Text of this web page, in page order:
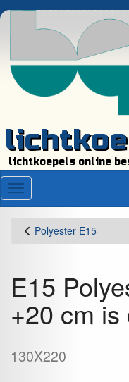
lichtkoepels online
Menu
Polyester E15
E15
+20 cm
130X220